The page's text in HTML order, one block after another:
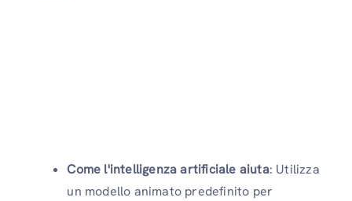
Come l'intelligenza artificiale aiuta: Utilizza
un modello animato predefinito per